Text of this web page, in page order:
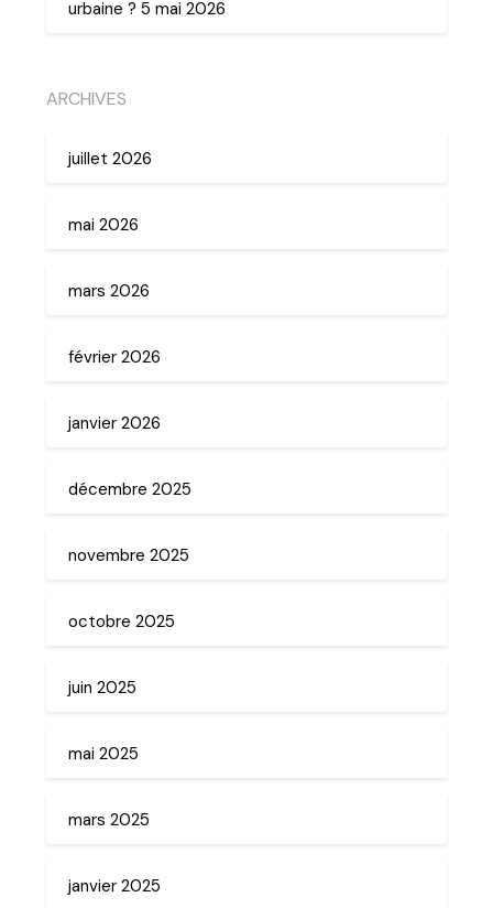
urbaine ? 5 mai 2026
ARCHIVES
juillet 2026
mai 2026
mars 2026
février 2026
janvier 2026
décembre 2025
novembre 2025
octobre 2025
juin 2025
mai 2025
mars 2025
janvier 2025